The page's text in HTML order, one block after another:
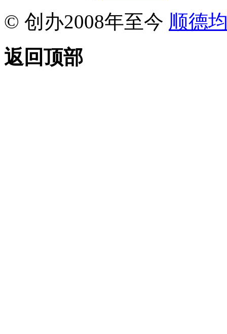
© 创办2008年至今 顺德
返回顶部